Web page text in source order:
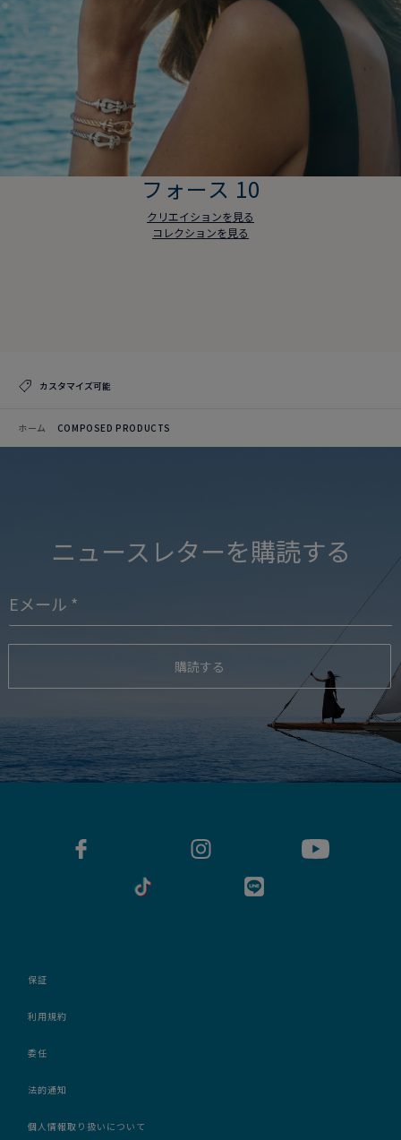
フォース 10
クリエイションを見る
コレクションを見る
カスタマイズ可能
ホーム COMPOSED PRODUCTS
ニュースレターを購読する
購読する
保証
利用規約
委任
法的通知
個人情報取り扱いについて